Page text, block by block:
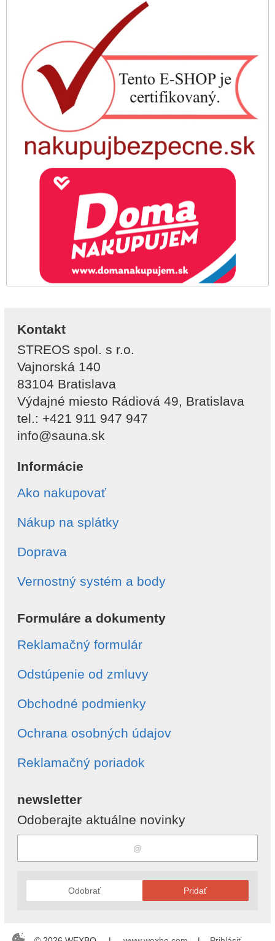
Kontakt
STREOS spol. s r.o.
Vajnorská 140
83104 Bratislava
Výdajné miesto Rádiová 49, Bratislava
tel.: +421 911 947 947
info@sauna.sk
Informácie
Ako nakupovať
Nákup na splátky
Doprava
Vernostný systém a body
Formuláre a dokumenty
Reklamačný formulár
Odstúpenie od zmluvy
Obchodné podmienky
Ochrana osobných údajov
Reklamačný poriadok
newsletter
Odoberajte aktuálne novinky
Odobrať Pridať